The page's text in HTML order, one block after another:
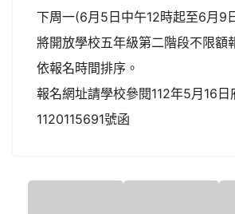
下周一(6月5日中午12時起至6月9
將開放學校五年級第二階段不限額
依報名時間排序。
報名網址請學校參閱112年5月16日
1120115691號函